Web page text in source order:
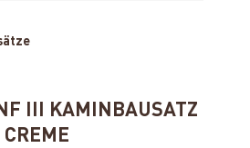
III KAMINBAUSATZ
CREME